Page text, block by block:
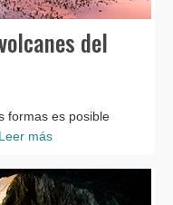
del
formas es posible
Leer más